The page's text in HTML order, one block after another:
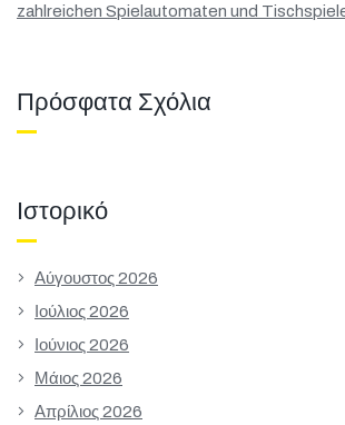
zahlreichen Spielautomaten und
Πρόσφατα Σχόλια
Ιστορικό
Αύγουστος 2026
Ιούλιος 2026
Ιούνιος 2026
Μάιος 2026
Απρίλιος 2026